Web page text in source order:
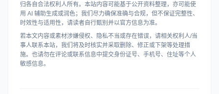
归各自合法权利人所有。本站内容可能基于公开资料整理，亦可能使
用 AI 辅助生成或润色；我们尽力确保准确与合规，但不保证完整性、
时效性与适用性，请读者自行甄别并以官方信息为准。
若本文内容或素材涉嫌侵权、隐私不当或存在错误，请相关权利人/当
事人联系本站，我们将及时核实并采取删除、修正或下架等处理措
施。也请勿在评论或联系信息中提交身份证号、手机号、住址等个人
敏感信息。